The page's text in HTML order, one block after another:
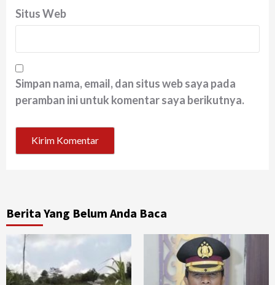
Situs Web
Simpan nama, email, dan situs web saya pada
peramban ini untuk komentar saya berikutnya.
Berita Yang Belum Anda Baca